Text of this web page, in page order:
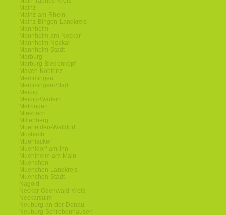
Mainz
Mainz-am-Rhein
Mainz-Bingen-Landkreis
Mannheim
Mannheim-am-Neckar
Mannheim-Neckar
Mannheim-Stadt
Marburg
Marburg-Biedenkopf
Mayen-Koblenz
Memmingen
Memmingen-Stadt
Merzig
Merzig-Wadern
Metzingen
Miesbach
Miltenberg
Moerfelden-Walldorf
Mosbach
Muehlacker
Muehldorf-am-Inn
Muehlheim-am-Main
Muenchen
Muenchen-Landkreis
Muenchen-Stadt
Nagold
Neckar-Odenwald-Kreis
Neckarsulm
Neuburg-an-der-Donau
Neuburg-Schrobenhausen